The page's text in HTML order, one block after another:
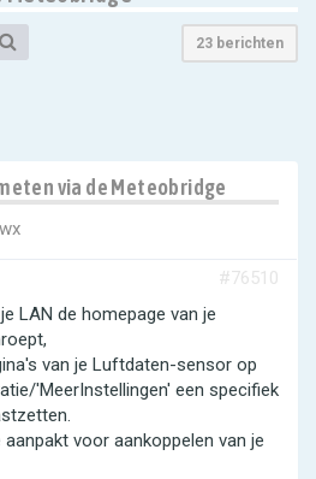
23 berichten
via de Meteobridge
#76510
LAN de homepage van je
van je Luftdaten-sensor op
'MeerInstellingen' een specifiek
voor aankoppelen van je